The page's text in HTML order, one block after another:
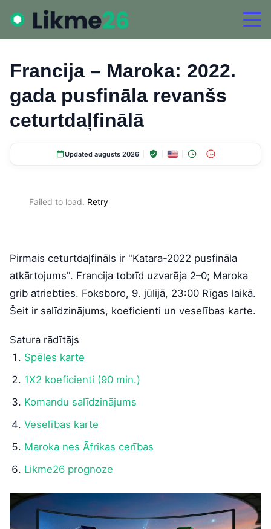
Francija – Maroka: 2022.
gada pusfināla revanšs
ceturtdaļfinālā
Updated augusts 2026 18+
Failed to load. Retry
Pirmais ceturtdaļfināls ir "Katara-2022 pusfināla
atkārtojums". Francija tobrīd uzvarēja 2–0; Maroka
grib atriebties. Foksboro, 9. jūlijā, 23:00 Rīgas laikā.
Šeit ir salīdzinājums, koeficienti un veselības karte.
Satura rādītājs
Spēles karte
1X2 koeficienti (90 min.)
Komandu salīdzinājums
Veselības karte
Maroka nes Āfrikas cerības
Likme26 prognoze